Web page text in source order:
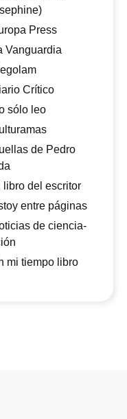
Press
Vanguardia
Crítico
sólo leo
de Pedro
libro del escritor
entre páginas
de ciencia-
mi tiempo libro